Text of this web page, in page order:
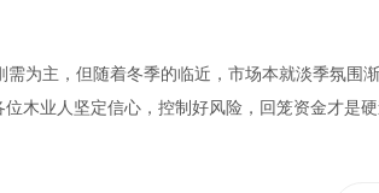
为主，但随着冬季的临近，市场本就淡季氛围
木业人坚定信心，控制好风险，回笼资金才是硬